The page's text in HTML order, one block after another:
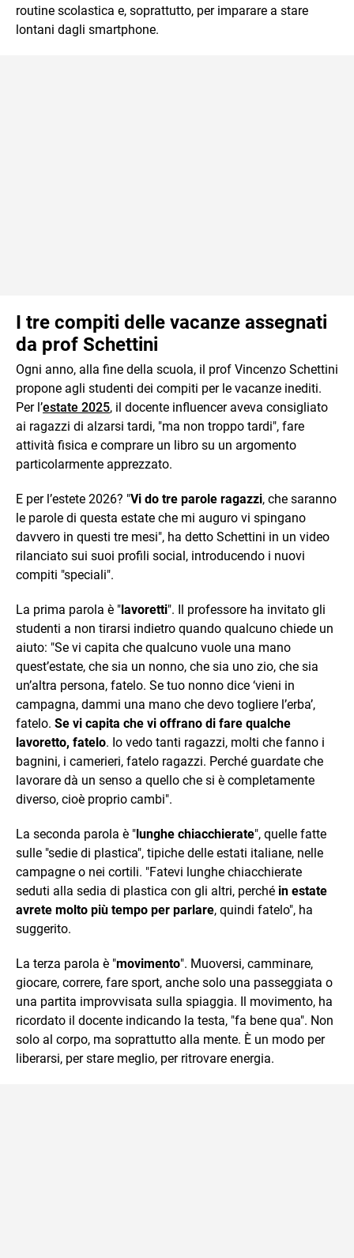
routine scolastica e, soprattutto, per imparare a stare
lontani dagli smartphone.
I tre compiti delle vacanze assegnati
da prof Schettini
Ogni anno, alla fine della scuola, il prof Vincenzo Schettini
propone agli studenti dei compiti per le vacanze inediti.
Per l’estate 2025, il docente influencer aveva consigliato
ai ragazzi di alzarsi tardi, "ma non troppo tardi", fare
attività fisica e comprare un libro su un argomento
particolarmente apprezzato.
E per l’estete 2026? "Vi do tre parole ragazzi, che saranno
le parole di questa estate che mi auguro vi spingano
davvero in questi tre mesi", ha detto Schettini in un video
rilanciato sui suoi profili social, introducendo i nuovi
compiti "speciali".
La prima parola è "lavoretti". Il professore ha invitato gli
studenti a non tirarsi indietro quando qualcuno chiede un
aiuto: "Se vi capita che qualcuno vuole una mano
quest’estate, che sia un nonno, che sia uno zio, che sia
un’altra persona, fatelo. Se tuo nonno dice ‘vieni in
campagna, dammi una mano che devo togliere l’erba’,
fatelo. Se vi capita che vi offrano di fare qualche
lavoretto, fatelo. Io vedo tanti ragazzi, molti che fanno i
bagnini, i camerieri, fatelo ragazzi. Perché guardate che
lavorare dà un senso a quello che si è completamente
diverso, cioè proprio cambi".
La seconda parola è "lunghe chiacchierate", quelle fatte
sulle "sedie di plastica", tipiche delle estati italiane, nelle
campagne o nei cortili. "Fatevi lunghe chiacchierate
seduti alla sedia di plastica con gli altri, perché in estate
avrete molto più tempo per parlare, quindi fatelo", ha
suggerito.
La terza parola è "movimento". Muoversi, camminare,
giocare, correre, fare sport, anche solo una passeggiata o
una partita improvvisata sulla spiaggia. Il movimento, ha
ricordato il docente indicando la testa, "fa bene qua". Non
solo al corpo, ma soprattutto alla mente. È un modo per
liberarsi, per stare meglio, per ritrovare energia.